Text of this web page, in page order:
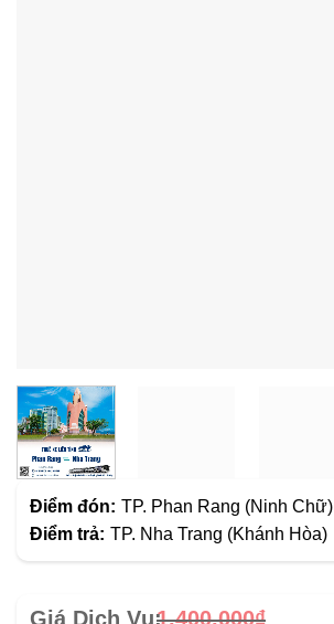
Điểm đón: TP. Phan Rang (Ninh Chữ)
Điểm trả: TP. Nha Trang (Khánh Hòa)
1,400,000₫